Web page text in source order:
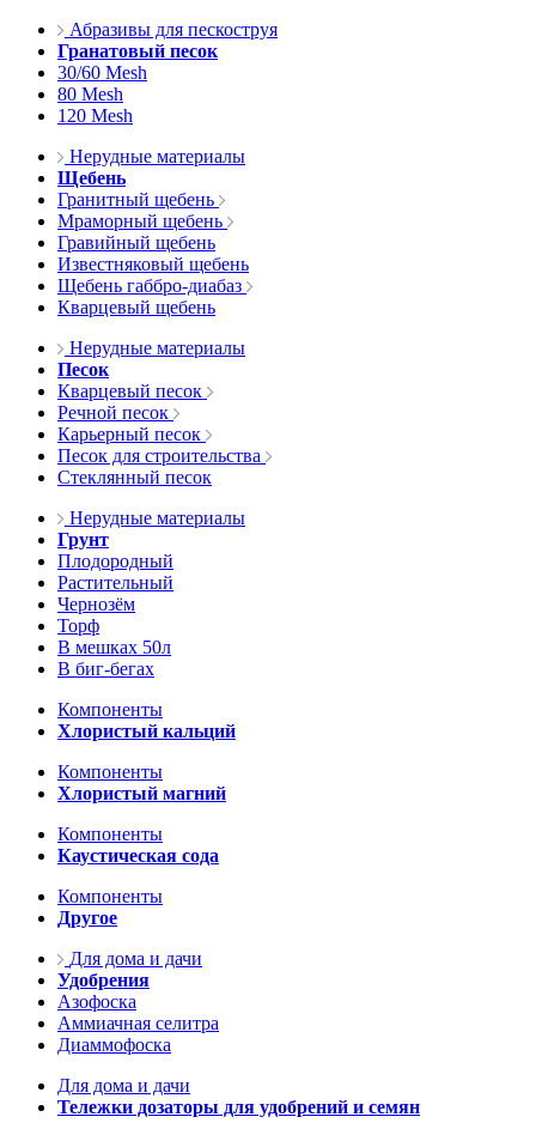
Абразивы для пескоструя
Гранатовый песок
30/60 Mesh
80 Mesh
120 Mesh
Нерудные материалы
Щебень
Гранитный щебень
Мраморный щебень
Гравийный щебень
Известняковый щебень
Щебень габбро-диабаз
Кварцевый щебень
Нерудные материалы
Песок
Кварцевый песок
Речной песок
Карьерный песок
Песок для строительства
Стеклянный песок
Нерудные материалы
Грунт
Плодородный
Растительный
Чернозём
Торф
В мешках 50л
В биг-бегах
Компоненты
Хлористый кальций
Компоненты
Хлористый магний
Компоненты
Каустическая сода
Компоненты
Другое
Для дома и дачи
Удобрения
Азофоска
Аммиачная селитра
Диаммофоска
Для дома и дачи
Тележки дозаторы для удобрений и семян